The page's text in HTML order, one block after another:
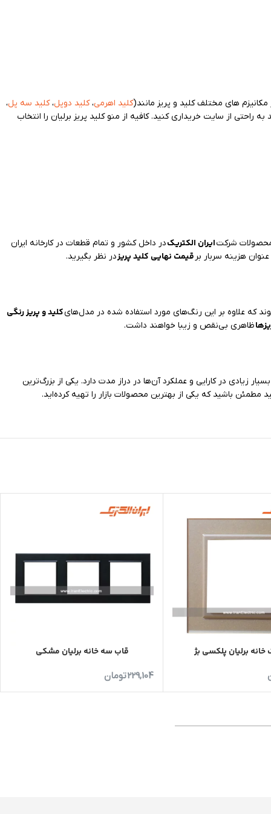
های مختلف کلید و پریز مانند(کلید اهرمی،کلید دوپل،کلید سه پل،
از سایت خریداری کنید. کافیه از منو کلید پریز برلیان را انتخاب
محصولات شرکتایران الکتریکدر داخل کشور و تمام قطعات در کارخانه ایران
هزینه سربار بر قیمت نهایی کلید پریزدر نظر بگیرید.
که علاوه بر این رنگ‌های مورد استفاده شده در مدل‌هایکلید و پریز رنگی
ظاهری بی‌نقص و زیبا خواهند داشت.
بسیار زیادی در کارایی و عملکرد آن‌ها در دراز مدت دارد. یکی از بزرگ‌ترین
مطمئن باشید که یکی از بهترین محصولات بازار را تهیه کرده‌اید.
برلیان پلکسی بژ قاب سه خانه برلیان مشکی
229,104تومان